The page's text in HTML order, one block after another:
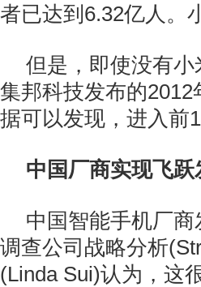
者已达到6.32亿人。
但是，即使没有
集邦科技发布的
据可以发现，进入前
中国厂商实现飞跃
中国智能手机厂
调查公司战略分析
(Linda Sui)认为，这